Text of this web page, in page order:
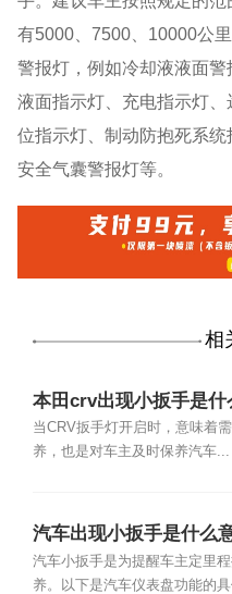
有5000、7500、10000公
警报灯，例如冷却液液面
液面指示灯、充电指示灯
位指示灯、制动防抱死系统
安全气囊警报灯等。
相
本田crv出现小扳手是什
当CRV扳手灯开启时，意味着
养，也是对车主及时保养汽车...
汽车出现小扳手是什么
汽车小扳手是为提醒车主定里
养。以下是汽车仪表盘功能的具